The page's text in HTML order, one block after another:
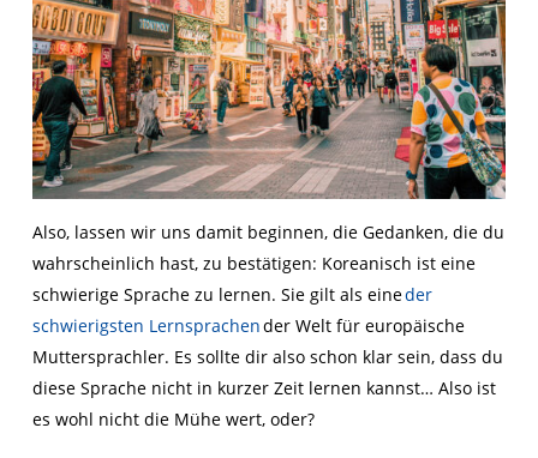
Also,lassen wir uns damit beginnen, dieGedanken, die du
wahrscheinlich hast,zu bestätigen: Koreanisch ist eine
schwierige Sprache zu lernen. Sie gilt als eineder
schwierigsten Lernsprachender Welt für europäische
Muttersprachler. Es sollte dir also schon klar sein, dass du
diese Sprache nicht in kurzer Zeitlernen kannst… Also ist
es wohl nicht die Mühe wert, oder?